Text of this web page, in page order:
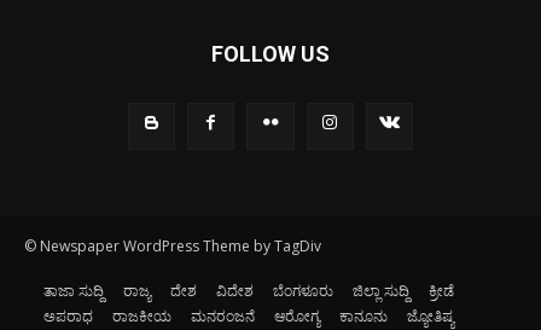
FOLLOW US
© Newspaper WordPress Theme by TagDiv
ತಾಜಾ ಸುದ್ದಿ ರಾಜ್ಯ ದೇಶ ವಿದೇಶ ಬೆಂಗಳೂರು ಜಿಲ್ಲಾ ಸುದ್ದಿ
ಕ್ರೀಡೆ
ಅಪರಾಧ
ರಾಜಕೀಯ ಮನರಂಜನೆ ಆರೋಗ್ಯ ಕಾನೂನು ಜ್ಯೋತಿಷ್ಯ